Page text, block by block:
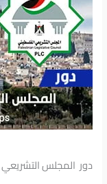
دور المجلس